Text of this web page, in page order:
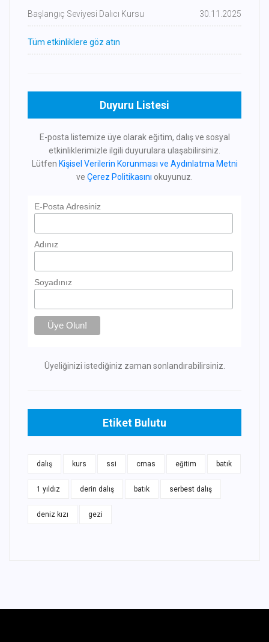
Başlangıç Seviyesi Dalıcı Kursu 30.11.2025
Tüm etkinliklere göz atın
Duyuru Listesi
E-posta listemize üye olarak eğitim, dalış ve sosyal
etkinliklerimizle ilgili duyurulara ulaşabilirsiniz.
Lütfen Kişisel Verilerin Korunması ve Aydınlatma Metni
ve Çerez Politikasını okuyunuz.
E-Posta Adresiniz
Adınız
Soyadınız
Üyeliğinizi istediğiniz zaman sonlandırabilirsiniz.
Etiket Bulutu
dalış kurs ssi cmas eğitim batık
1 yıldız derin dalış batık serbest dalış
deniz kızı gezi